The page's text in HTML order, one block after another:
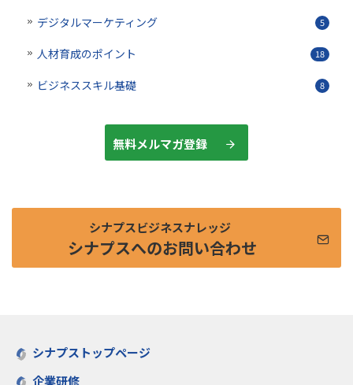
デジタルマーケティング 5
人材育成のポイント 18
ビジネススキル基礎 8
無料メルマガ登録
シナプスビジネスナレッジ
シナプスへのお問い合わせ
シナプストップページ
企業研修